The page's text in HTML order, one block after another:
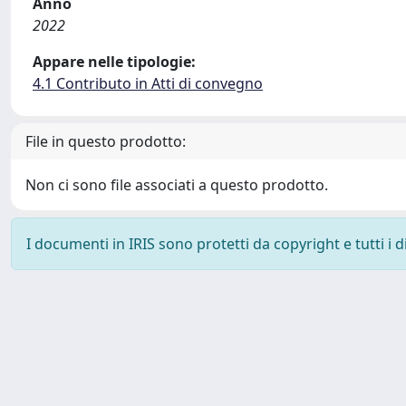
2022
Appare nelle tipologie:
4.1 Contributo in Atti di convegno
File in questo prodotto:
Non ci sono file associati a questo prodotto.
I documenti in IRIS sono protetti da copyright e tutti i